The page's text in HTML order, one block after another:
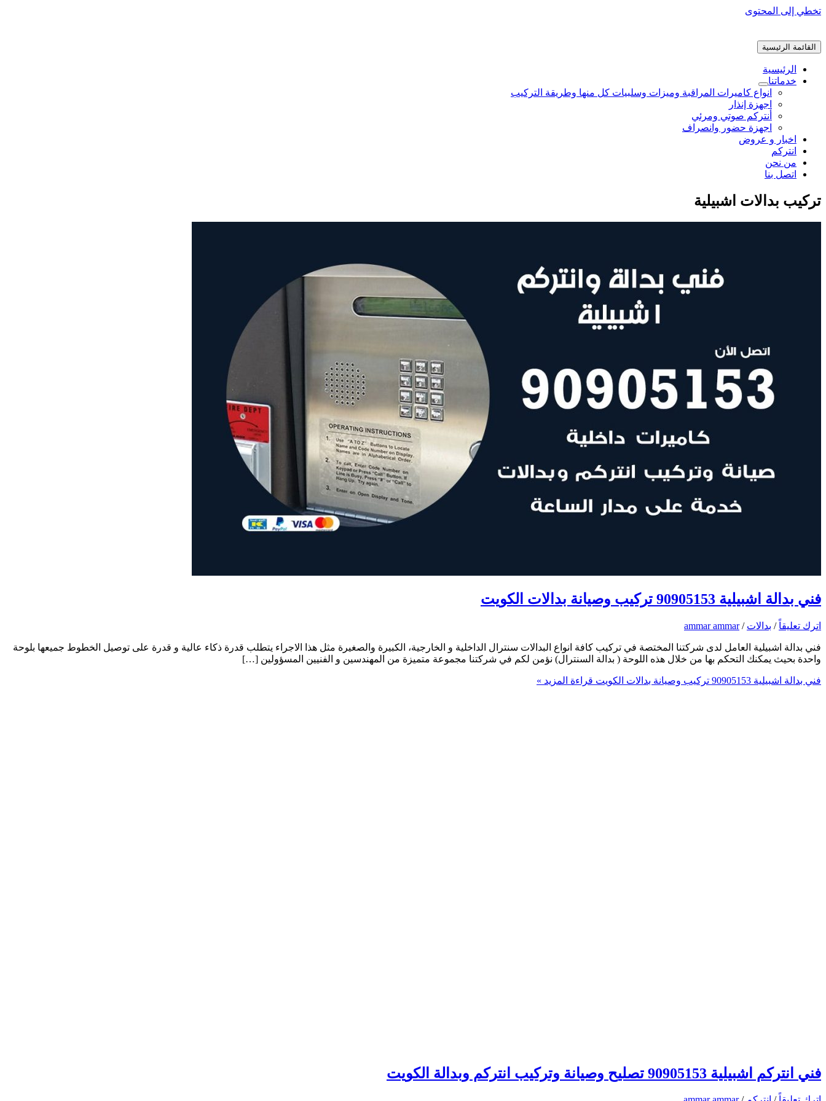
تخطي إلى المحتوى
القائمة الرئيسية
الرئيسية
خدماتنا
انواع كاميرات المراقبة وميزات وسلبيات كل منها وطريقة التركيب
اجهزة إنذار
أنتركم صوتي ومرئي
اجهزة حضور وانصراف
اخبار و عروض
انتركم
من نحن
اتصل بنا
تركيب بدالات اشبيلية
فني بدالة اشبيلية 90905153 تركيب وصيانة بدالات الكويت
اترك تعليقاً / بدالات /
ammar ammar
فني بدالة اشبيلية العامل لدى شركتنا المختصة في تركيب كافة انواع البدالات سنترال الداخلية و الخارجية، الكبيرة والصغيرة مثل هذا الاجراء يتطلب قدرة ذكاء عالية و قدرة على توصيل الخطوط جميعها بلوحة
واحدة بحيث يمكنك التحكم بها من خلال هذه اللوحة ( بدالة السنترال) نؤمن لكم في شركتنا مجموعة متميزة من المهندسين و الفنيين المسؤولين […]
فني بدالة اشبيلية 90905153 تركيب وصيانة بدالات الكويت قراءة المزيد »
فني انتركم اشبيلية 90905153 تصليح وصيانة وتركيب انتركم وبدالة الكويت